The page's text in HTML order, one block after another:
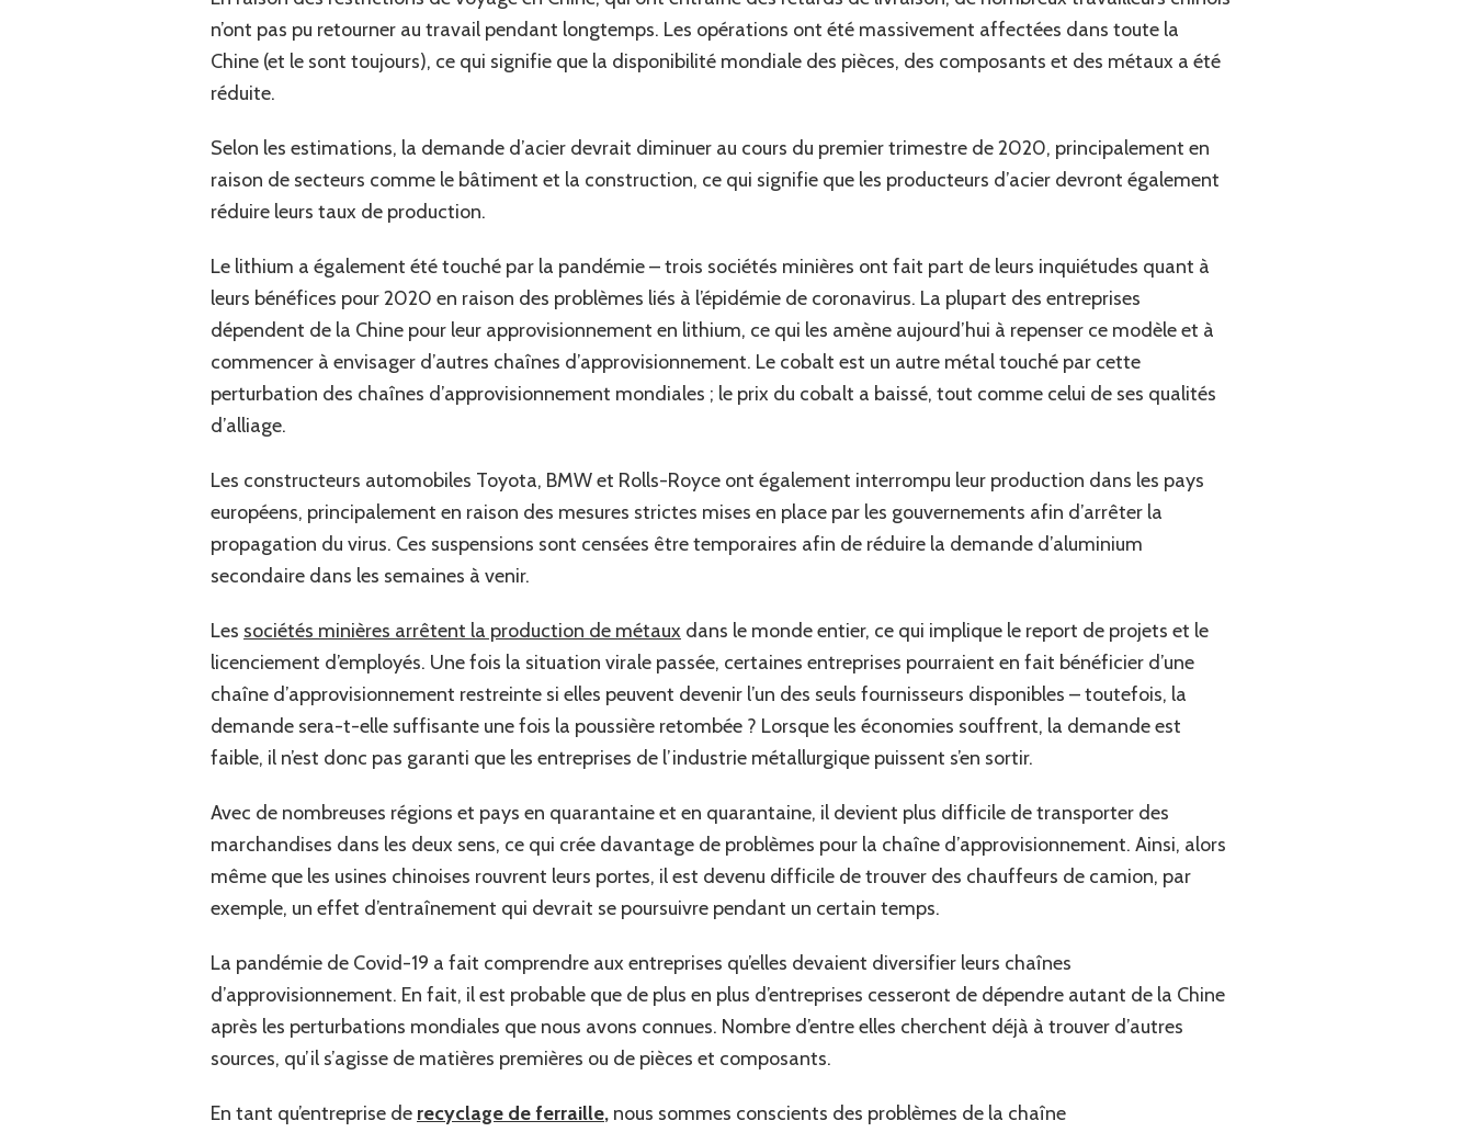
n’ont pas pu retourner au travail pendant longtemps. Les opérations ont été massivement affectées dans toute la
Chine (et le sont toujours), ce qui signifie que la disponibilité mondiale des pièces, des composants et des métaux a été
réduite.
Selon les estimations, la demande d’acier devrait diminuer au cours du premier trimestre de 2020, principalement en
raison de secteurs comme le bâtiment et la construction, ce qui signifie que les producteurs d’acier devront également
réduire leurs taux de production.
Le lithium a également été touché par la pandémie – trois sociétés minières ont fait part de leurs inquiétudes quant à
leurs bénéfices pour 2020 en raison des problèmes liés à l’épidémie de coronavirus. La plupart des entreprises
dépendent de la Chine pour leur approvisionnement en lithium, ce qui les amène aujourd’hui à repenser ce modèle et à
commencer à envisager d’autres chaînes d’approvisionnement. Le cobalt est un autre métal touché par cette
perturbation des chaînes d’approvisionnement mondiales ; le prix du cobalt a baissé, tout comme celui de ses qualités
d’alliage.
Les constructeurs automobiles Toyota, BMW et Rolls-Royce ont également interrompu leur production dans les pays
européens, principalement en raison des mesures strictes mises en place par les gouvernements afin d’arrêter la
propagation du virus. Ces suspensions sont censées être temporaires afin de réduire la demande d’aluminium
secondaire dans les semaines à venir.
Les sociétés minières arrêtent la production de métaux dans le monde entier, ce qui implique le report de projets et le
licenciement d’employés. Une fois la situation virale passée, certaines entreprises pourraient en fait bénéficier d’une
chaîne d’approvisionnement restreinte si elles peuvent devenir l’un des seuls fournisseurs disponibles – toutefois, la
demande sera-t-elle suffisante une fois la poussière retombée ? Lorsque les économies souffrent, la demande est
faible, il n’est donc pas garanti que les entreprises de l’industrie métallurgique puissent s’en sortir.
Avec de nombreuses régions et pays en quarantaine et en quarantaine, il devient plus difficile de transporter des
marchandises dans les deux sens, ce qui crée davantage de problèmes pour la chaîne d’approvisionnement. Ainsi, alors
même que les usines chinoises rouvrent leurs portes, il est devenu difficile de trouver des chauffeurs de camion, par
exemple, un effet d’entraînement qui devrait se poursuivre pendant un certain temps.
La pandémie de Covid-19 a fait comprendre aux entreprises qu’elles devaient diversifier leurs chaînes
d’approvisionnement. En fait, il est probable que de plus en plus d’entreprises cesseront de dépendre autant de la Chine
après les perturbations mondiales que nous avons connues. Nombre d’entre elles cherchent déjà à trouver d’autres
sources, qu’il s’agisse de matières premières ou de pièces et composants.
En tant qu’entreprise de recyclage de ferraille, nous sommes conscients des problèmes de la chaîne